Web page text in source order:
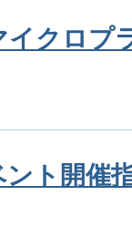
クロプ
ト開催